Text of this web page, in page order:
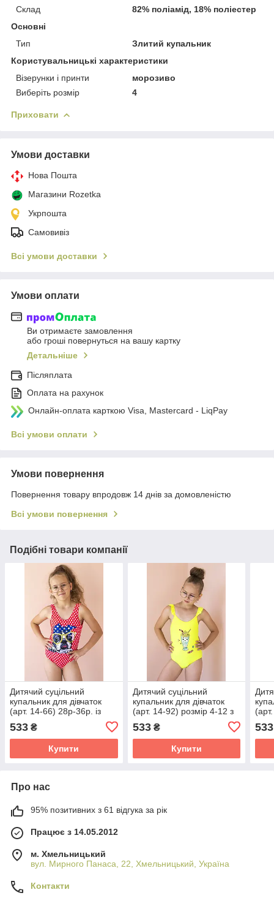
Склад
82% поліамід, 18% поліестер
Основні
Тип
Злитий купальник
Користувальницькі характеристики
Візерунки і принти
морозиво
Виберіть розмір
4
Приховати
Умови доставки
Нова Пошта
Магазини Rozetka
Укрпошта
Самовивіз
Всі умови доставки
Умови оплати
Ви отримаєте замовлення
або гроші повернуться на вашу картку
Детальніше
Післяплата
Оплата на рахунок
Онлайн-оплата карткою Visa, Mastercard - LiqPay
Всі умови оплати
Умови повернення
Повернення товару впродовж 14 днів за домовленістю
Всі умови повернення
Подібні товари компанії
Дитячий суцільний
купальник для дівчаток
(арт. 14-66) 28р-36р. із
533 ₴
Купити
Дитячий суцільний
купальник для дівчаток
(арт. 14-92) розмір 4-12 з
533₴
Купити
533
Про нас
95% позитивних з 61 відгука за рік
Працює з 14.05.2012
м. Хмельницький
вул. Мирного Панаса, 22, Хмельницький, Україна
Контакти